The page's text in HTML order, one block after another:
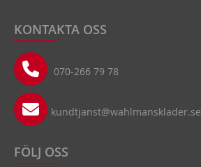
KONTAKTA OSS
070-266 79 78
kundtjanst@wahlmansklader.se
FÖLJ OSS